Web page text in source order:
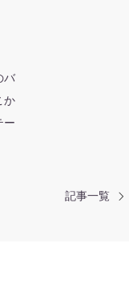
バ
か
ー
記事一覧